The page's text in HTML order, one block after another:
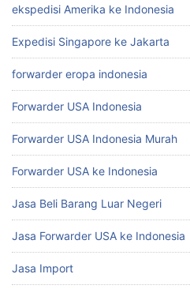
ekspedisi Amerika ke Indonesia
Expedisi Singapore ke Jakarta
forwarder eropa indonesia
Forwarder USA Indonesia
Forwarder USA Indonesia Murah
Forwarder USA ke Indonesia
Jasa Beli Barang Luar Negeri
Jasa Forwarder USA ke Indonesia
Jasa Import